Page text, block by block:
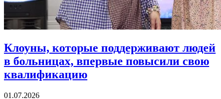
Клоуны, которые поддерживают людей
в больницах, впервые повысили свою
квалификацию
01.07.2026